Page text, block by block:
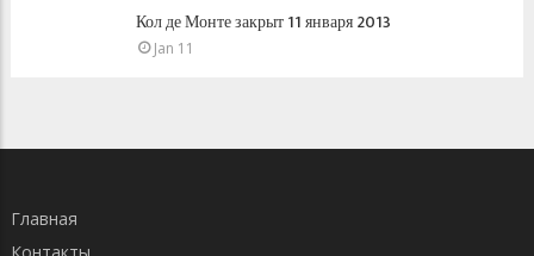
Кол де Монте закрыт 11 января 2013
Jan 11
Главная